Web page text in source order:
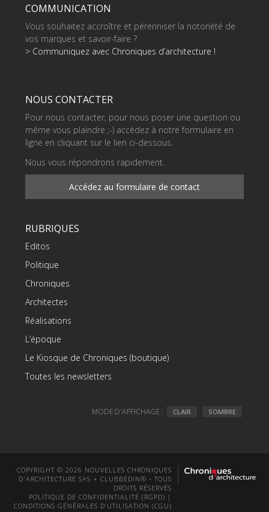
COMMUNICATION
Vous souhaitez accroître et pérenniser la notoriété de
vos marques et savoir-faire ?
> Communiquez avec Chroniques d’architecture !
NOUS CONTACTER
Pour nous contacter, pour nous poser une question ou
même vous plaindre ;-) accédez à notre formulaire en
ligne en cliquant sur le lien ci-dessous.
Nous vous répondrons rapidement.
Accédez au formulaire de contact
RUBRIQUES
Editos
Politique
Chroniques
Architectes
Réalisations
L’époque
Le Kiosque de Chroniques (boutique)
Toutes les newsletters
MODE D'AFFICHAGE : CLAIR SOMBRE
COPYRIGHT © 2026 NOUVELLES CHRONIQUES
D'ARCHITECTURE SAS + CLUBBEDIN® - TOUS
DROITS RÉSERVÉS
POLITIQUE DE CONFIDENTIALITÉ (RGPD) |
CONDITIONS GÉNÉRALES D’UTILISATION (CGU)